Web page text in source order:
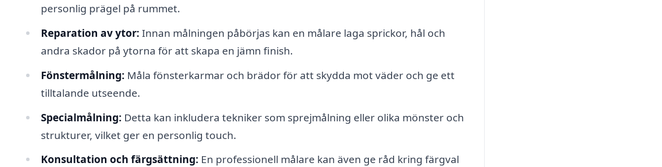
personlig prägel på rummet.
Reparation av ytor: Innan målningen påbörjas kan en målare laga sprickor, hål och
andra skador på ytorna för att skapa en jämn finish.
Fönstermålning: Måla fönsterkarmar och brädor för att skydda mot väder och ge ett
tilltalande utseende.
Specialmålning: Detta kan inkludera tekniker som sprejmålning eller olika mönster och
strukturer, vilket ger en personlig touch.
Konsultation och färgsättning: En professionell målare kan även ge råd kring färgval